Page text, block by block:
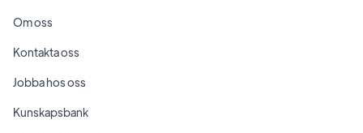
Om oss
Kontakta oss
Jobba hos oss
Kunskapsbank